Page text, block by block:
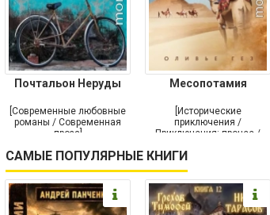
Почтальон Неруды
[Современные любовные
романы / Современная
проза]
Месопотамия
[Исторические
приключения /
Приключения: прочее /
Историческая проза]
САМЫЕ ПОПУЛЯРНЫЕ КНИГИ